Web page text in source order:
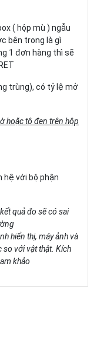
( hộp mù ) ngẫu
bên trong là gì
1 đơn hàng thì sẽ
trùng), có tỷ lệ mở
hoặc tô đen trên hộp
hệ với bộ phận
quả đo sẽ có sai
hiển thị, máy ảnh và
so với vật thật. Kích
khảo